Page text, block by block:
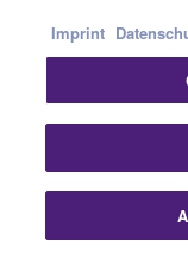
weather
and affordable
Natural Sound
NSAW150 all-
elegant and
Yamaha
outside during
favourite
Imprint